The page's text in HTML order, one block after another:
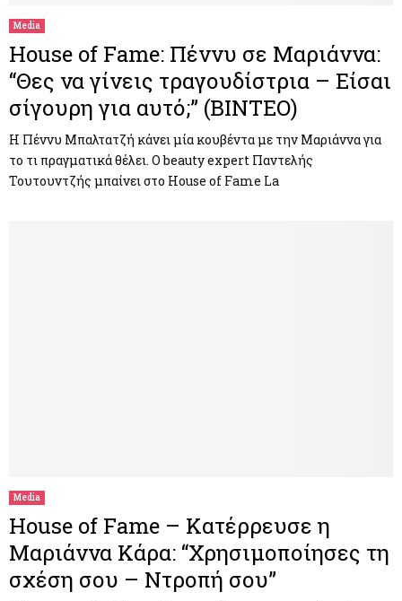
Media
House of Fame: Πέννυ σε Μαριάννα:
“Θες να γίνεις τραγουδίστρια – Είσαι
σίγουρη για αυτό;” (ΒΙΝΤΕΟ)
Η Πέννυ Μπαλτατζή κάνει μία κουβέντα με την Μαριάννα για
το τι πραγματικά θέλει. Ο beauty expert Παντελής
Τουτουντζής μπαίνει στο House of Fame La
Media
House of Fame – Κατέρρευσε η
Μαριάννα Κάρα: “Χρησιμοποίησες τη
σχέση σου – Ντροπή σου”